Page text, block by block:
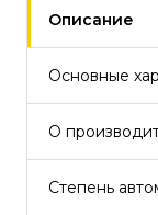
Описание
Основные
О
Степень